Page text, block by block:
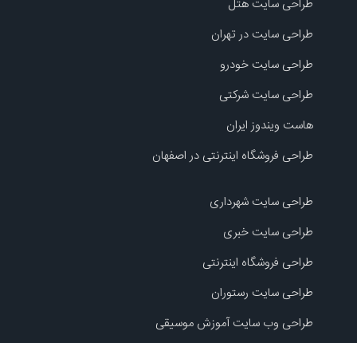
طراحی سایت هتل
طراحی سایت در تهران
طراحی سایت خودرو
طراحی سایت شرکتی
هاست ویندوز ایران
طراحی فروشگاه اینترنتی در اصفهان
طراحی سایت شهرداری
طراحی سایت خبری
طراحی فروشگاه اینترنتی
طراحی سایت رستوران
طراحی وب سایت آموزش موسیقی